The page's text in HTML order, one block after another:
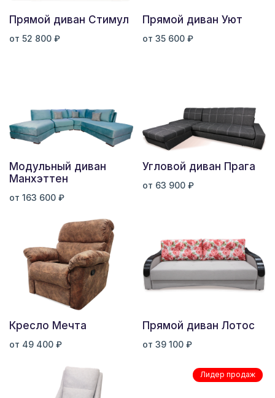
Прямой диван Стимул
от 52 800 ₽
Прямой диван Уют
от 35 600 ₽
Модульный диван
Манхэттен
от 163 600 ₽
Угловой диван Прага
от 63 900 ₽
Кресло Мечта
от 49 400 ₽
Прямой диван Лотос
от 39 100 ₽
Лидер продаж